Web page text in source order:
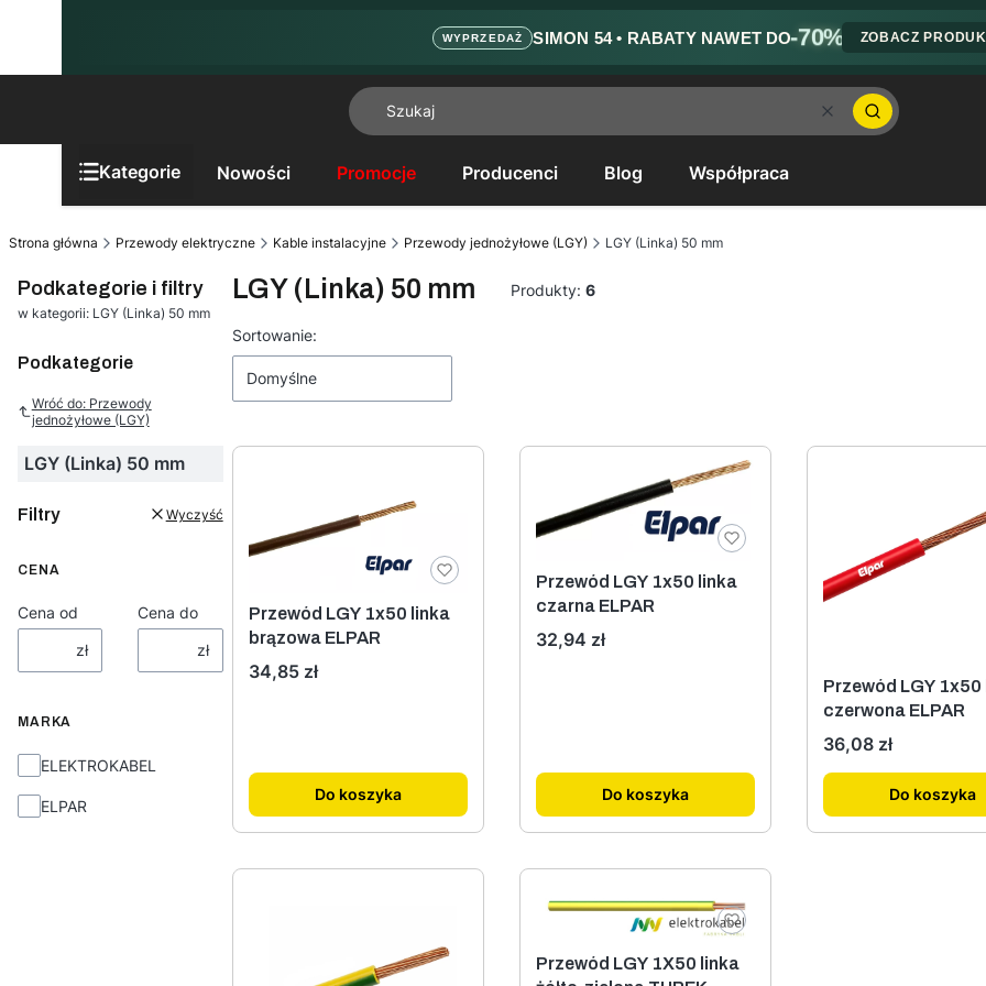
WYPRZEDAŻ SIMON 54 • RABATY NAWET DO-70% ZOBACZ
WyczyśćSzukaj
Kategorie Nowości Promocje Producenci Blog Współpraca
Strona główna Przewody elektryczne Kable instalacyjne Przewody jednożyłowe (LGY) LGY (Linka) 50 mm
Podkategorie i filtry
w kategorii: LGY (Linka) 50 mm
Podkategorie
Wróć do: Przewody
jednożyłowe (LGY)
LGY (Linka) 50 mm
Filtry Wyczyść
CENA
Cena od
zł
Cena do
zł
MARKA
MarkaELEKTROKABEL
ELPAR
LGY (Linka) 50 mm Produkty: 6
Lista produktów
Sortowanie:
Domyślne
Przewód LGY 1x50 linka
brązowa ELPAR
Cena
34,85 zł
Do koszyka
Przewód LGY 1x50 linka
czarna ELPAR
Cena
32,94 zł
Do koszyka
Przewód LGY 1x50
czerwona ELPAR
Cena
36,08 zł
Do koszyka
Przewód LGY 1X50 linka